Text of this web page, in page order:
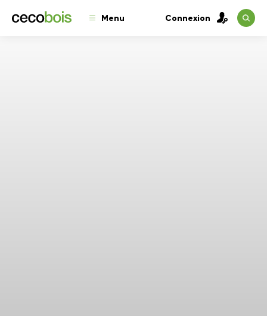
Menu Connexion